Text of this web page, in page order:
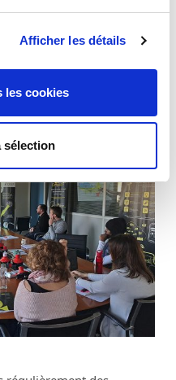
Afficher les détails
les cookies
sélection
PROPANE !
elle impose désormais